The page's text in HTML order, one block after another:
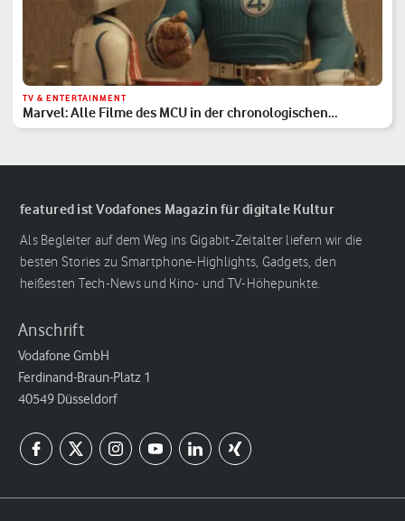
TV & ENTERTAINMENT
Marvel: Alle Filme des MCU in der chronologischen
Reihenfolge
featured ist Vodafones Magazin für digitale Kultur
Als Begleiter auf dem Weg ins Gigabit-Zeitalter liefern wir die
besten Stories zu Smartphone-Highlights, Gadgets, den
heißesten Tech-News und Kino- und TV-Höhepunkte.
Anschrift
Vodafone GmbH
Ferdinand-Braun-Platz 1
40549 Düsseldorf